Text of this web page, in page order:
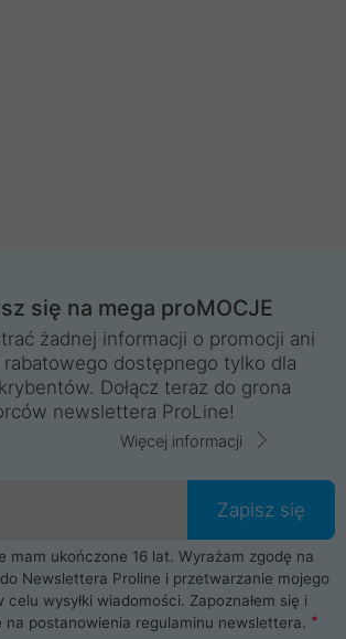
się na mega proMOCJE
żadnej informacji o promocji ani
rabatowego dostępnego tylko dla
Dołącz teraz do grona
newslettera ProLine!
Więcej informacji
Zapisz się
mam ukończone 16 lat. Wyrażam zgodę na
Newslettera Proline i przetwarzanie mojego
wysyłki wiadomości. Zapoznałem się i
na postanowienia regulaminu newslettera.